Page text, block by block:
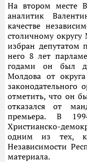
На втором месте
аналитик
качестве
столичному
избран депутатом
него 8 лет
годами он был
Молдова от
законодательного
отметить, что он
отказался от
премьера. В
Христианско-
одним из тех,
Независимости
материала.